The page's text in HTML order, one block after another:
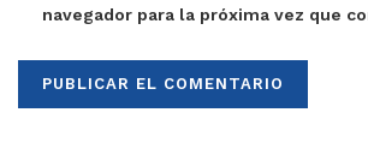
navegador para la próxima vez que